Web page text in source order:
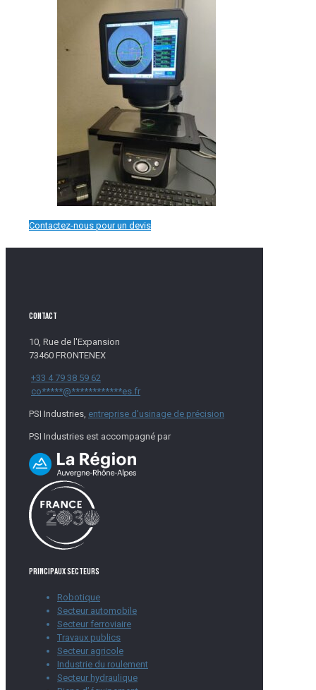
Contactez-nous pour un devis
CONTACT
10, Rue de l'Expansion
73460 FRONTENEX
+33 4 79 38 59 62
co*****@************es.fr
PSI Industries, entreprise d'usinage de précision
PSI Industries est accompagné par
Principaux secteurs
Robotique
Secteur automobile
Secteur ferroviaire
Travaux publics
Secteur agricole
Industrie du roulement
Secteur hydraulique